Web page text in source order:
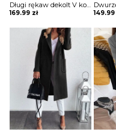
Długi rękaw dekolt V kołnierz guziki elegancki bez wzoru dopasowany płaszcz Aaltje
169.99 zł 149.99